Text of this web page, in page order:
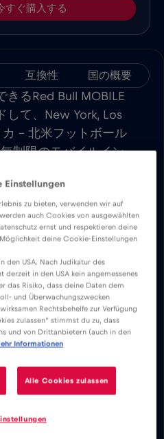
すぐ購入する
互換性 国の概要
きるRed Bull MOBILE
して、New York, Los
– 北米フットボール
制限のモバイルイン
からない。eSIMカー
トすれば、基本料金や
しで世界中に接続でき
ト、ビデオ会議の設
ディアアカウントの使
世界中の家族や友人と
とができる。
なら、eSIM対応デバ
ティベーションが可
自分の旅のニーズに
Einstellungen
zu bieten, verwenden wir auf
auch Cookies von ausgewählten
ernst und respektieren deine
deine Cookie-Einstellungen
den USA. Nach Judikatur des
derzeit in den USA kein angemessenes
das Risiko, dass deine Daten dem
und Überwachungszwecken
Rechtsbehelfe zur Verfügung
zulassen“ stimmst du zu, dass
und von Drittanbietern (auch in den
Informationen
Alle Cookies zulassen